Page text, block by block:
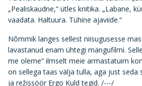
„Pealiskaudne,“ ütles kriitika. „Labane,
vaadata. Haltuura. Tühine ajaviide.“
Nõmmik langes sellest niisugusesse
lavastanud enam ühtegi mängufilmi.
me oleme“ ilmselt meie armastatuim
on sellega taas välja tulla, aga just seda
ja režissöör Ergo Kuld tegid. /---/